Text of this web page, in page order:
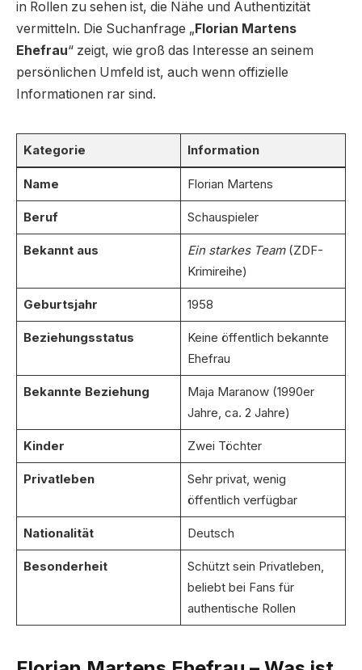
in Rollen zu sehen ist, die Nähe und Authentizität
vermitteln. Die Suchanfrage „Florian Martens
Ehefrau“ zeigt, wie groß das Interesse an seinem
persönlichen Umfeld ist, auch wenn offizielle
Informationen rar sind.
Kategorie Information
Name Florian Martens
Beruf Schauspieler
Bekannt aus Ein starkes Team(ZDF-
Krimireihe)
Geburtsjahr 1958
Beziehungsstatus
Keine öffentlich bekannte
Ehefrau
Bekannte Beziehung
Maja Maranow (1990er
Jahre, ca. 2 Jahre)
Kinder Zwei Töchter
Privatleben
Sehr privat, wenig
öffentlich verfügbar
Nationalität Deutsch
Besonderheit
Schützt sein Privatleben,
beliebt bei Fans für
authentische Rollen